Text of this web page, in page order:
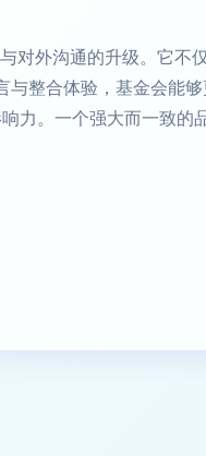
外沟通的升级。它不
与整合体验，基金会能
力。一个强大而一致的